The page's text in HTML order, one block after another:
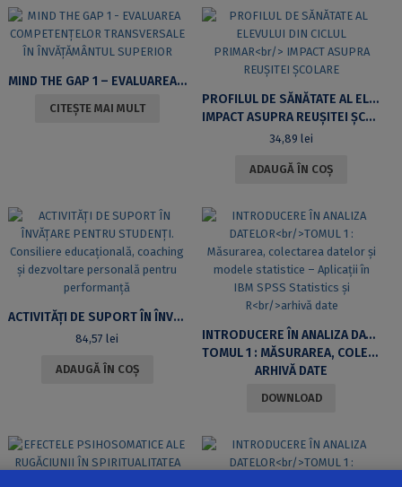
MIND THE GAP 1 – EVALUAREA COMPETENȚELOR TRANSVERSALE ÎN ÎNVĂȚĂMÂNTUL SUPERIOR
CITEȘTE MAI MULT
PROFILUL DE SĂNĂTATE AL ELEVULUI DIN CICLUL PRIMAR
IMPACT ASUPRA REUȘITEI ȘCOLARE
34,89lei
ADAUGĂ ÎN COȘ
ACTIVITĂȚI DE SUPORT ÎN ÎNVĂȚARE PENTRU STUDENȚI. CONSILIERE EDUCAȚIONALĂ, COACHING ȘI DEZVOLTARE PERSONALĂ PENTRU PERFORMANȚĂ
84,57lei
ADAUGĂ ÎN COȘ
INTRODUCERE ÎN ANALIZA DATELOR
TOMUL 1 : MĂSURAREA, COLECTAREA DATELOR ŞI MODELE STATISTICE – APLICAŢII ÎN IBM SPSS STATISTICS ŞI R
ARHIVĂ DATE
DOWNLOAD